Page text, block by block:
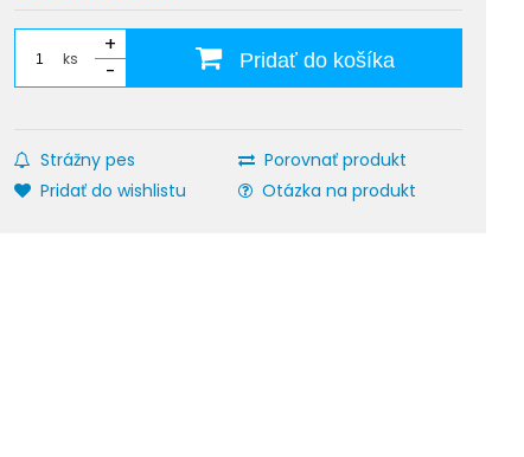
ks
+
-
Pridať do košíka
Strážny pes
Porovnať produkt
Pridať do wishlistu
Otázka na produkt